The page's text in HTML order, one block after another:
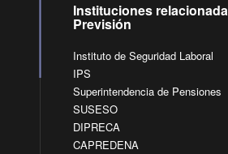
Instituciones
Previsión
Instituto de Seguridad Laboral
IPS
Superintendencia de Pensiones
SUSESO
DIPRECA
CAPREDENA